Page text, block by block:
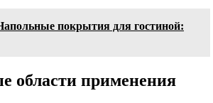
покрытия для гостиной:
области применения